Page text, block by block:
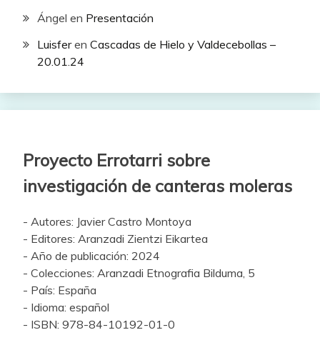
Ángel en Presentación
Luisferen Cascadas de Hielo y Valdecebollas –
20.01.24
Proyecto Errotarri sobre
investigación de canteras moleras
- Autores: Javier Castro Montoya
- Editores: Aranzadi Zientzi Eikartea
- Año de publicación: 2024
- Colecciones: Aranzadi Etnografia Bilduma, 5
- País: España
- Idioma: español
- ISBN: 978-84-10192-01-0